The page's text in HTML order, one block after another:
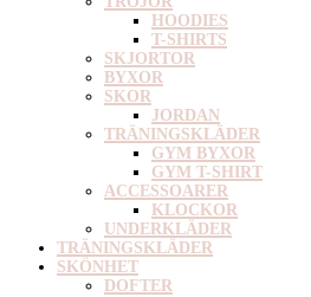
HOODIES
T-SHIRTS
SKJORTOR
BYXOR
SKOR
JORDAN
TRÄNINGSKLÄDER
GYM BYXOR
GYM T-SHIRT
ACCESSOARER
KLOCKOR
UNDERKLÄDER
TRÄNINGSKLÄDER
SKÖNHET
DOFTER